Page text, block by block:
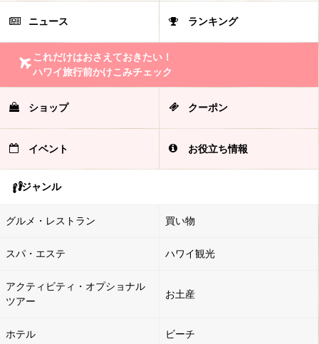
ニュース ランキング
これだけはおさえておきたい！
ハワイ旅行前かけこみチェック
ショップ クーポン
イベント お役立ち情報
ジャンル
グルメ・レストラン 買い物
スパ・エステ ハワイ観光
アクティビティ・オプショナル
ツアー
お土産
ホテル ビーチ